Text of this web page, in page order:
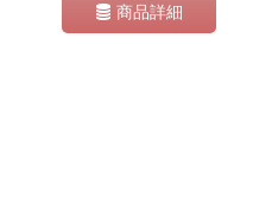
商品詳細